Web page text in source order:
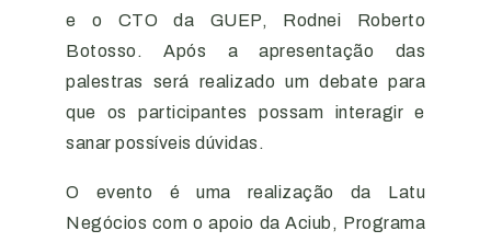
e o CTO da GUEP, Rodnei Roberto
Botosso. Após a apresentação das
palestras será realizado um debate para
que os participantes possam interagir e
sanar possíveis dúvidas.
O evento é uma realização da Latu
Negócios com o apoio da Aciub, Programa